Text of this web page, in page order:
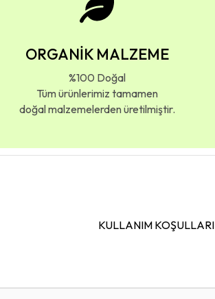
ORGANİK MALZEME
%100 Doğal
Tüm ürünlerimiz tamamen
doğal malzemelerden üretilmiştir.
KULLANIM KOŞULLARI